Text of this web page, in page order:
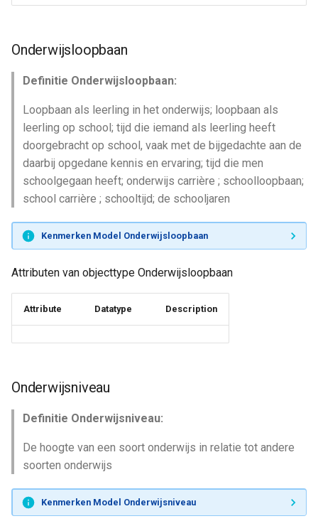
Onderwijsloopbaan
Definitie Onderwijsloopbaan:
Loopbaan als leerling in het onderwijs; loopbaan als
leerling op school; tijd die iemand als leerling heeft
doorgebracht op school, vaak met de bijgedachte aan de
daarbij opgedane kennis en ervaring; tijd die men
schoolgegaan heeft; onderwijs carrière ; schoolloopbaan;
school carrière ; schooltijd; de schooljaren
Kenmerken Model Onderwijsloopbaan
Attributen van objecttype Onderwijsloopbaan
Attribute Datatype Description
Onderwijsniveau
Definitie Onderwijsniveau:
De hoogte van een soort onderwijs in relatie tot andere
soorten onderwijs
Kenmerken Model Onderwijsniveau